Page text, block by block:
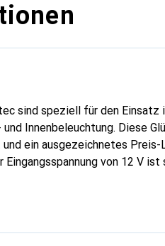
sind speziell für den Einsatz
Innenbeleuchtung. Diese
ein ausgezeichnetes
von 12 V
ECE-Zertifizierung
Fahrzeugmodellen.